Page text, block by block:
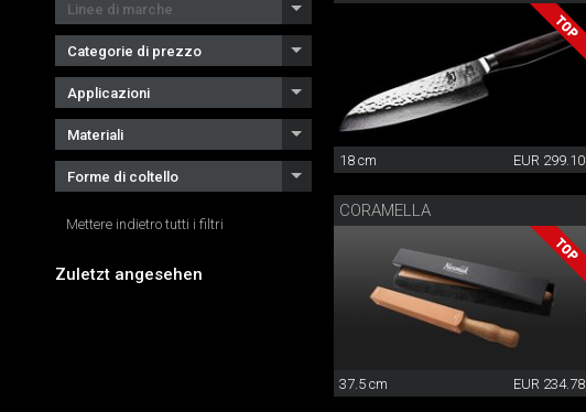
Linee di marche
Categorie di prezzo
Applicazioni
Materiali
Forme di coltello
Mettere indietro tutti i filtri
Zuletzt angesehen
18 cm EUR 299.10
CORAMELLA
37.5 cm EUR 234.78